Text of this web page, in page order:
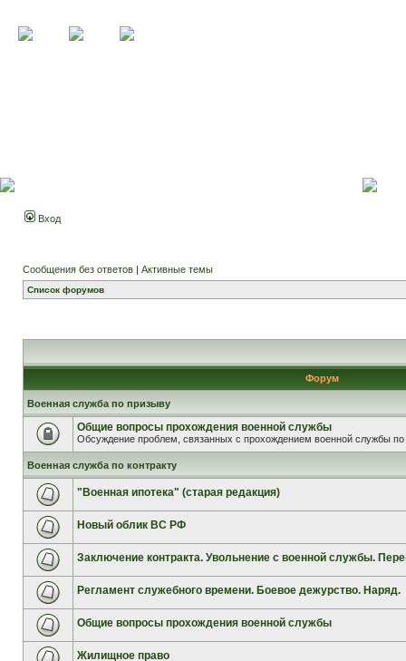
Вход
Сообщения без ответов | Активные темы
Список форумов
Форум
Военная служба по призыву
Общие вопросы прохождения военной службы
Обсуждение проблем, связанных с прохождением военной службы по
Военная служба по контракту
"Военная ипотека" (старая редакция)
Новый облик ВС РФ
Заключение контракта. Увольнение с военной службы.
Регламент служебного времени. Боевое дежурство. Наряд.
Общие вопросы прохождения военной службы
Жилищное право